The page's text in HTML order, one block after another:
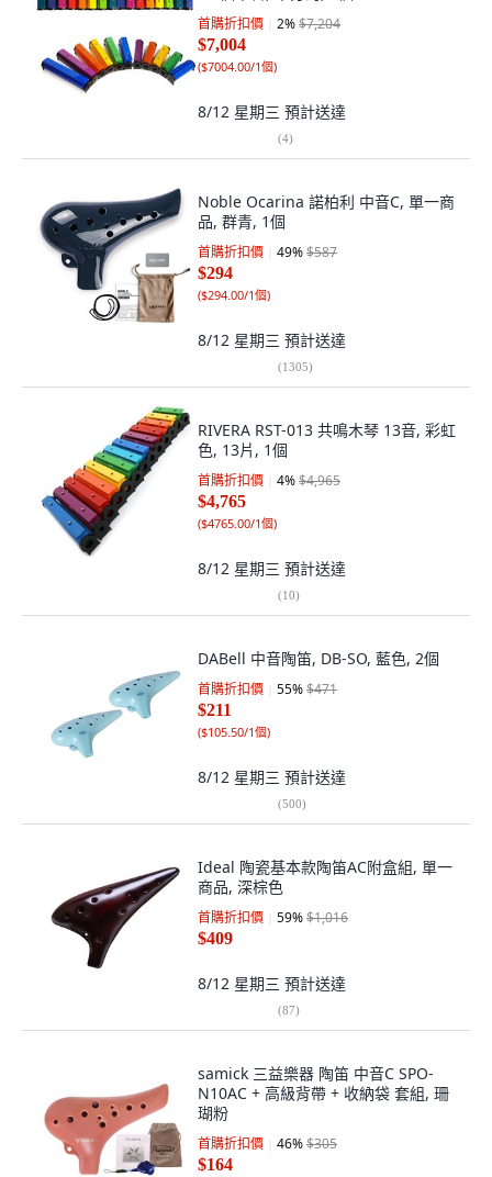
首購折扣價 2%$7,204
$7,004
($7004.00/1個)
8/12 星期三 預計送達
(4)
Noble Ocarina 諾柏利 中音C, 單一商
品, 群青, 1個
首購折扣價 49%$587
$294
($294.00/1個)
8/12 星期三 預計送達
(1305)
RIVERA RST-013 共鳴木琴 13音, 彩虹
色, 13片, 1個
首購折扣價 4%$4,965
$4,765
($4765.00/1個)
8/12 星期三 預計送達
(10)
DABell 中音陶笛, DB-SO, 藍色, 2個
首購折扣價 55%$471
$211
($105.50/1個)
8/12 星期三 預計送達
(500)
Ideal 陶瓷基本款陶笛AC附盒組, 單一
商品, 深棕色
首購折扣價 59%$1,016
$409
8/12 星期三 預計送達
(87)
samick 三益樂器 陶笛 中音C SPO-
N10AC + 高級背帶 + 收納袋 套組, 珊
瑚粉
首購折扣價 46%$305
$164